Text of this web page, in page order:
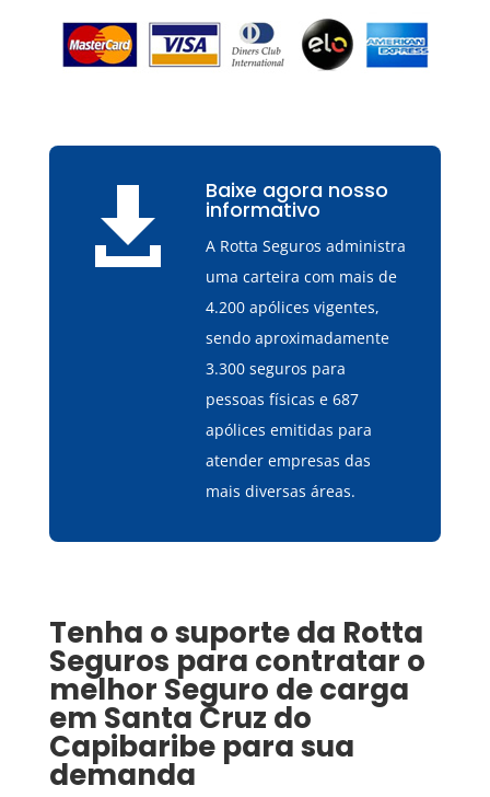
 Baixe agora nosso
informativo
A Rotta Seguros administra
uma carteira com mais de
4.200 apólices vigentes,
sendo aproximadamente
3.300 seguros para
pessoas físicas e 687
apólices emitidas para
atender empresas das
mais diversas áreas.
Tenha o suporte da Rotta
Seguros para contratar o
melhor Seguro de carga
em Santa Cruz do
Capibaribepara sua
demanda